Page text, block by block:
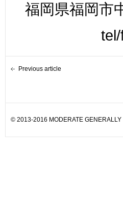
福岡県福岡市
Previous article
© 2013-2016 MODERATE